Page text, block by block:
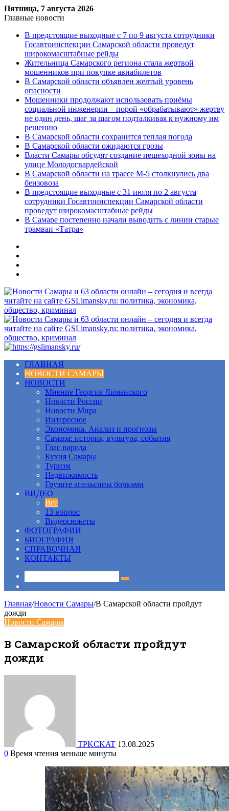
Пятница, 7 августа 2026
Главные новости
В предстоящие выходные с 7 по 9 августа сотрудники
Госавтоинспекции Самарской области проведут
широкомасштабные рейды
Жительница Самарского региона стала жертвой
мошенников при покупке авиабилетов
В Самарской области объявлен желтый уровень
опасности
Мошенники продолжают использовать приёмы
социальной инженерии – порой «обрабатывают» жертву
не один день, шаг за шагом подталкивая к нужному им
решению
В Самарской области сохранится теплая погода
В Самарской области ожидаются грозы
Власти Самары обсудят создание пешеходной зоны на
улице Молодогвардейской
В Самарской области на трассе М-5 столкнулись два
бензовоза
В предстоящие выходные с 31 июля по 2 августа
сотрудники Госавтоинспекции Самарской области
проведут широкомасштабные рейды
В Самаре постепенно начали выводить с линии старые
трамваи «Татра»
Меню
ГЛАВНАЯ
НОВОСТИ САМАРЫ
НОВОСТИ
Мнение Георгия Лиманского
Новости России
Новости Мира
Интересное
Экономика. Анализ и прогнозы
Самара: история, культура, события
Глас народа
Кухня Самары
Туризм
Недвижимость
Грузите апельсины бочками
ВИДЕО
Все
13 вопрос
Видеосюжеты
ФОТОГРАФИИ
БИОГРАФИЯ
СПРАВОЧНАЯ
КОНТАКТЫ
Главная/Новости Самары/В Самарской области пройдут
дожди
Новости Самары
В Самарской области пройдут
дожди
TPKCKAT 13.08.2025
0 Время чтения меньше минуты